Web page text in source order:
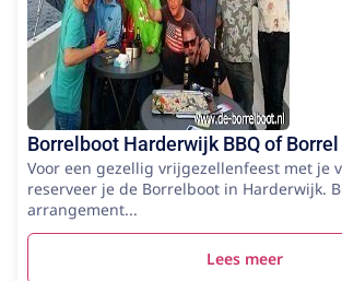
Borrelboot Harderwijk BBQ of
Voor een gezellig vrijgezellenfeest met je
reserveer je de Borrelboot in Harderwijk.
arrangement...
Lees meer